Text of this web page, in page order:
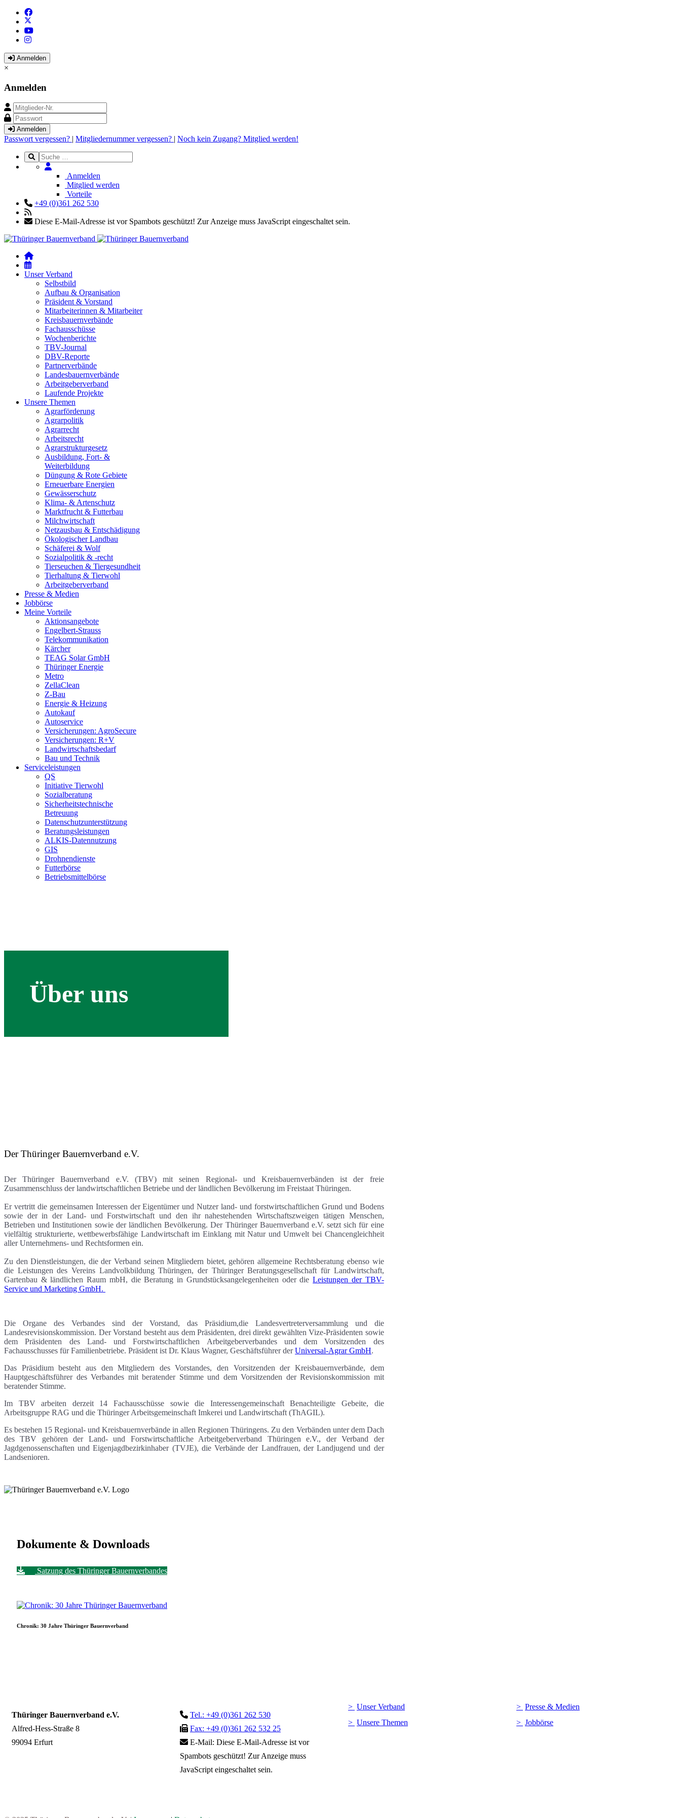
Anmelden
×
Anmelden
Anmelden
Passwort vergessen? | Mitgliedernummer vergessen? | Noch kein Zugang? Mitglied werden!
Anmelden
Mitglied werden
Vorteile
+49 (0)361 262 530
Diese E-Mail-Adresse ist vor Spambots geschützt! Zur Anzeige muss JavaScript eingeschaltet sein.
Unser Verband
Selbstbild
Aufbau & Organisation
Präsident & Vorstand
Mitarbeiterinnen & Mitarbeiter
Kreisbauernverbände
Fachausschüsse
Wochenberichte
TBV-Journal
DBV-Reporte
Partnerverbände
Landesbauernverbände
Arbeitgeberverband
Laufende Projekte
Unsere Themen
Agrarförderung
Agrarpolitik
Agrarrecht
Arbeitsrecht
Agrarstrukturgesetz
Ausbildung, Fort- &
Weiterbildung
Düngung & Rote Gebiete
Erneuerbare Energien
Gewässerschutz
Klima- & Artenschutz
Marktfrucht & Futterbau
Milchwirtschaft
Netzausbau & Entschädigung
Ökologischer Landbau
Schäferei & Wolf
Sozialpolitik & -recht
Tierseuchen & Tiergesundheit
Tierhaltung & Tierwohl
Arbeitgeberverband
Presse & Medien
Jobbörse
Meine Vorteile
Aktionsangebote
Engelbert-Strauss
Telekommunikation
Kärcher
TEAG Solar GmbH
Thüringer Energie
Metro
ZellaClean
Z-Bau
Energie & Heizung
Autokauf
Autoservice
Versicherungen: AgroSecure
Versicherungen: R+V
Landwirtschaftsbedarf
Bau und Technik
Service­­leistungen
QS
Initiative Tierwohl
Sozialberatung
Sicherheitstechnische
Betreuung
Datenschutzunterstützung
Beratungsleistungen
ALKIS-Datennutzung
GIS
Drohnendienste
Futterbörse
Betriebsmittelbörse
Über uns
Der Thüringer Bauernverband e.V.
Der Thüringer Bauernverband e.V. (TBV) mit seinen Regional- und Kreisbauernverbänden ist der freie
Zusammenschluss der landwirtschaftlichen Betriebe und der ländlichen Bevölkerung im Freistaat Thüringen.
Er vertritt die gemeinsamen Interessen der Eigentümer und Nutzer land- und forstwirtschaft­lichen Grund und Bodens
sowie der in der Land- und Forstwirtschaft und den ihr nahestehenden Wirtschaftszweigen tätigen Menschen,
Betrieben und Institutionen sowie der ländlichen Bevölkerung. Der Thüringer Bauernverband e.V. setzt sich für eine
vielfältig strukturierte, wettbewerbsfähige Landwirtschaft im Einklang mit Natur und Umwelt bei Chancengleichheit
aller Unternehmens- und Rechtsformen ein.
Zu den Dienstleistungen, die der Verband seinen Mitgliedern bietet, gehören allgemeine Rechtsberatung ebenso wie
die Leistungen des Vereins Landvolkbildung Thüringen, der Thüringer Beratungsgesellschaft für Landwirtschaft,
Gartenbau & ländlichen Raum mbH, die Beratung in Grundstücksangelegenheiten oder dieLeistungen der TBV-
Service und Marketing GmbH.
Die Organe des Verbandes sind der Vorstand, das Präsidium,die Landesvertreterversammlung und die
Landesrevisionskommission. Der Vorstand besteht aus dem Präsidenten, drei direkt gewählten Vize-Präsidenten sowie
dem Präsidenten des Land- und Forstwirtschaftlichen Arbeitgeberverbandes und dem Vorsitzenden des
Fachausschusses für Familien­betriebe. Präsident ist Dr. Klaus Wagner, Geschäftsführer derUniversal-Agrar GmbH.
Das Präsidium besteht aus den Mitgliedern des Vorstandes, den Vorsitzenden der Kreisbauernverbände, dem
Hauptgeschäftsführer des Verbandes mit beratender Stimme und dem Vorsitzenden der Revisionskommission mit
beratender Stimme.
Im TBV arbeiten derzeit 14 Fachausschüsse sowie die Interessengemeinschaft Benachteiligte Gebeite, die
Arbeitsgruppe RAG und die Thüringer Arbeitsgemeinschaft Imkerei und Landwirtschaft (ThAGIL).
Es bestehen 15 Regional- und Kreisbauernverbände in allen Regionen Thüringens. Zu den Verbänden unter dem Dach
des TBV gehören der Land- und Forstwirtschaftliche Arbeitgeberverband Thüringen e.V., der Verband der
Jagdgenossenschaften und Eigenjagd­bezirkinhaber (TVJE), die Verbände der Landfrauen, der Landjugend und der
Landsenioren.
Dokumente & Downloads
Satzung des Thüringer Bauernverbandes
Chronik: 30 Jahre Thüringer Bauernverband
Thüringer Bauernverband e.V.
Alfred-Hess-Straße 8
99094 Erfurt
Tel.: +49 (0)361 262 530
Fax: +49 (0)361 262 532 25
E-Mail: Diese E-Mail-Adresse ist vor
Spambots geschützt! Zur Anzeige muss
JavaScript eingeschaltet sein.
Unser Verband
Unsere Themen
Presse & Medien
Jobbörse